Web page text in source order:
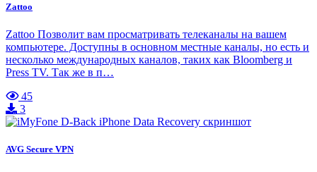
Zattoo
Zattoo Позволит вам просматривать телеканалы на вашем
компьютере. Доступны в основном местные каналы, но есть и
несколько международных каналов, таких как Bloomberg и
Press TV. Так же в п…
45
3
AVG Secure VPN